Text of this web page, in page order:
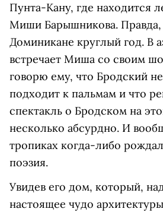
Пунта-Кану, где находится
Миши Барышникова. Правда,
Доминикане круглый год. В
встречает Миша со своим
говорю ему, что Бродский
подходит к пальмам и что
спектакль о Бродском на
несколько абсурдно. И
тропиках когда-либо
поэзия.
Увидев его дом, который,
настоящее чудо